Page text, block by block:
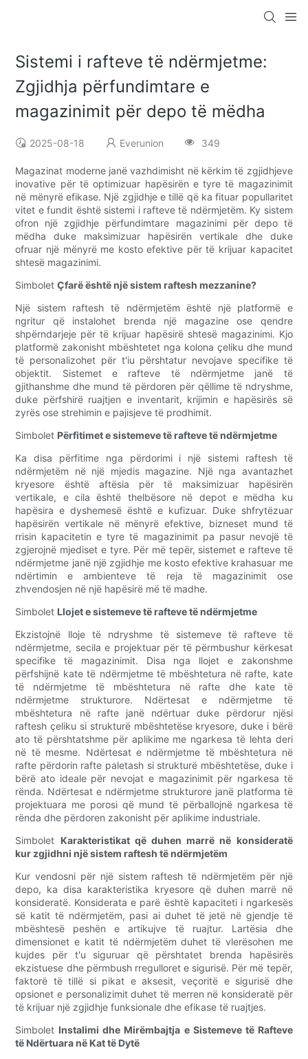
Sistemi i rafteve të ndërmjetme:
Zgjidhja përfundimtare e
magazinimit për depo të mëdha
2025-08-18 Everunion 349
Magazinat moderne janë vazhdimisht në kërkim të zgjidhjeve
inovative për të optimizuar hapësirën e tyre të magazinimit
në mënyrë efikase. Një zgjidhje e tillë që ka fituar popullaritet
vitet e fundit është sistemi i rafteve të ndërmjetëm. Ky sistem
ofron një zgjidhje përfundimtare magazinimi për depo të
mëdha duke maksimizuar hapësirën vertikale dhe duke
ofruar një mënyrë me kosto efektive për të krijuar kapacitet
shtesë magazinimi.
SimboletÇfarë është një sistem raftesh mezzanine?
Një sistem raftesh të ndërmjetëm është një platformë e
ngritur që instalohet brenda një magazine ose qendre
shpërndarjeje për të krijuar hapësirë shtesë magazinimi. Kjo
platformë zakonisht mbështetet nga kolona çeliku dhe mund
të personalizohet për t'iu përshtatur nevojave specifike të
objektit. Sistemet e rafteve të ndërmjetme janë të
gjithanshme dhe mund të përdoren për qëllime të ndryshme,
duke përfshirë ruajtjen e inventarit, krijimin e hapësirës së
zyrës ose strehimin e pajisjeve të prodhimit.
Simbolet Përfitimet e sistemeve të rafteve të ndërmjetme
Ka disa përfitime nga përdorimi i një sistemi raftesh të
ndërmjetëm në një mjedis magazine. Një nga avantazhet
kryesore është aftësia për të maksimizuar hapësirën
vertikale, e cila është thelbësore në depot e mëdha ku
hapësira e dyshemesë është e kufizuar. Duke shfrytëzuar
hapësirën vertikale në mënyrë efektive, bizneset mund të
rrisin kapacitetin e tyre të magazinimit pa pasur nevojë të
zgjerojnë mjediset e tyre. Për më tepër, sistemet e rafteve të
ndërmjetme janë një zgjidhje me kosto efektive krahasuar me
ndërtimin e ambienteve të reja të magazinimit ose
zhvendosjen në një hapësirë më të madhe.
Simbolet Llojet e sistemeve të rafteve të ndërmjetme
Ekzistojnë lloje të ndryshme të sistemeve të rafteve të
ndërmjetme, secila e projektuar për të përmbushur kërkesat
specifike të magazinimit. Disa nga llojet e zakonshme
përfshijnë kate të ndërmjetme të mbështetura në rafte, kate
të ndërmjetme të mbështetura në rafte dhe kate të
ndërmjetme strukturore. Ndërtesat e ndërmjetme të
mbështetura në rafte janë ndërtuar duke përdorur njësi
raftesh çeliku si strukturë mbështetëse kryesore, duke i bërë
ato të përshtatshme për aplikime me ngarkesa të lehta deri
në të mesme. Ndërtesat e ndërmjetme të mbështetura në
rafte përdorin rafte paletash si strukturë mbështetëse, duke i
bërë ato ideale për nevojat e magazinimit për ngarkesa të
rënda. Ndërtesat e ndërmjetme strukturore janë platforma të
projektuara me porosi që mund të përballojnë ngarkesa të
rënda dhe përdoren zakonisht për aplikime industriale.
Simbolet Karakteristikat që duhen marrë në konsideratë
kur zgjidhni një sistem raftesh të ndërmjetëm
Kur vendosni për një sistem raftesh të ndërmjetëm për një
depo, ka disa karakteristika kryesore që duhen marrë në
konsideratë. Konsiderata e parë është kapaciteti i ngarkesës
së katit të ndërmjetëm, pasi ai duhet të jetë në gjendje të
mbështesë peshën e artikujve të ruajtur. Lartësia dhe
dimensionet e katit të ndërmjetëm duhet të vlerësohen me
kujdes për t'u siguruar që përshtatet brenda hapësirës
ekzistuese dhe përmbush rregulloret e sigurisë. Për më tepër,
faktorë të tillë si pikat e aksesit, veçoritë e sigurisë dhe
opsionet e personalizimit duhet të merren në konsideratë për
të krijuar një zgjidhje funksionale dhe efikase të ruajtjes.
Simbolet Instalimi dhe Mirëmbajtja e Sistemeve të Rafteve
të Ndërtuara në Kat të Dytë